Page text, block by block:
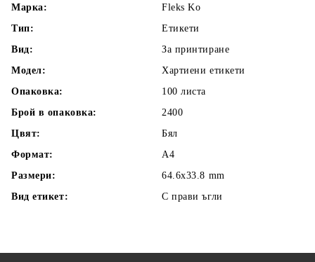
Марка:
Fleks Ko
Тип:
Етикети
Вид:
За принтиране
Модел:
Хартиени етикети
Опаковка:
100 листа
Брой в опаковка:
2400
Цвят:
Бял
Формат:
A4
Размери:
64.6x33.8 mm
Вид етикет:
С прави ъгли